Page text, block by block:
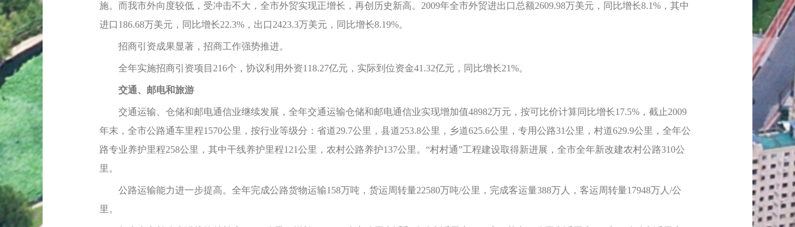
施。而我市外向度较低，受冲击不大，全市外贸实现正增长，再创历史新高。2009年全市外贸进出口总额2609.98万美元，同比增长8.1%，其中
进口186.68万美元，同比增长22.3%，出口2423.3万美元，同比增长8.19%。
招商引资成果显著，招商工作强势推进。
全年实施招商引资项目216个，协议利用外资118.27亿元，实际到位资金41.32亿元，同比增长21%。
交通、邮电和旅游
交通运输、仓储和邮电通信业继续发展，全年交通运输仓储和邮电通信业实现增加值48982万元，按可比价计算同比增长17.5%，截止2009
年末，全市公路通车里程1570公里，按行业等级分：省道29.7公里，县道253.8公里，乡道625.6公里，专用公路31公里，村道629.9公里，全年公
路专业养护里程258公里，其中干线养护里程121公里，农村公路养护137公里。“村村通”工程建设取得新进展，全市全年新改建农村公路310公
里。
公路运输能力进一步提高。全年完成公路货物运输158万吨，货运周转量22580万吨/公里，完成客运量388万人，客运周转量17948万人/公
里。